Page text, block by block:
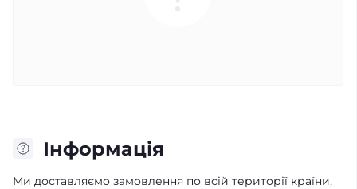
Iнформація
Ми доставляємо замовлення по всій території країни,